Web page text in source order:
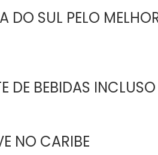
DO SUL PELO
DE BEBIDAS INCLUSO
NO CARIBE